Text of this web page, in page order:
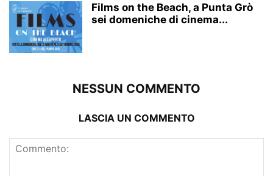
Films on the Beach, a Punta Grò
sei domeniche di cinema...
NESSUN COMMENTO
LASCIA UN COMMENTO